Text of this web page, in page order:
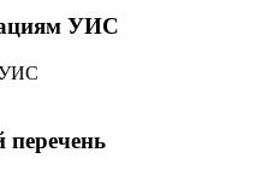
УИС
УИС